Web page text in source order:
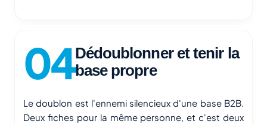
Dédoublonner et tenir la
base propre
Le doublon est l'ennemi silencieux d'une base B2B.
Deux fiches pour la même personne, et c'est deux